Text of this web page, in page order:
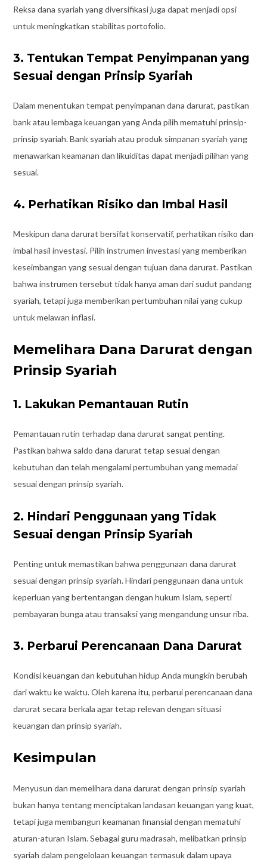
Reksa dana syariah yang diversifikasi juga dapat menjadi opsi
untuk meningkatkan stabilitas portofolio.
3. Tentukan Tempat Penyimpanan yang
Sesuai dengan Prinsip Syariah
Dalam menentukan tempat penyimpanan dana darurat, pastikan
bank atau lembaga keuangan yang Anda pilih mematuhi prinsip-
prinsip syariah. Bank syariah atau produk simpanan syariah yang
menawarkan keamanan dan likuiditas dapat menjadi pilihan yang
sesuai.
4. Perhatikan Risiko dan Imbal Hasil
Meskipun dana darurat bersifat konservatif, perhatikan risiko dan
imbal hasil investasi. Pilih instrumen investasi yang memberikan
keseimbangan yang sesuai dengan tujuan dana darurat. Pastikan
bahwa instrumen tersebut tidak hanya aman dari sudut pandang
syariah, tetapi juga memberikan pertumbuhan nilai yang cukup
untuk melawan inflasi.
Memelihara Dana Darurat dengan
Prinsip Syariah
1. Lakukan Pemantauan Rutin
Pemantauan rutin terhadap dana darurat sangat penting.
Pastikan bahwa saldo dana darurat tetap sesuai dengan
kebutuhan dan telah mengalami pertumbuhan yang memadai
sesuai dengan prinsip syariah.
2. Hindari Penggunaan yang Tidak
Sesuai dengan Prinsip Syariah
Penting untuk memastikan bahwa penggunaan dana darurat
sesuai dengan prinsip syariah. Hindari penggunaan dana untuk
keperluan yang bertentangan dengan hukum Islam, seperti
pembayaran bunga atau transaksi yang mengandung unsur riba.
3. Perbarui Perencanaan Dana Darurat
Kondisi keuangan dan kebutuhan hidup Anda mungkin berubah
dari waktu ke waktu. Oleh karena itu, perbarui perencanaan dana
darurat secara berkala agar tetap relevan dengan situasi
keuangan dan prinsip syariah.
Kesimpulan
Menyusun dan memelihara dana darurat dengan prinsip syariah
bukan hanya tentang menciptakan landasan keuangan yang kuat,
tetapi juga membangun keamanan finansial dengan mematuhi
aturan-aturan Islam. Sebagai guru madrasah, melibatkan prinsip
syariah dalam pengelolaan keuangan termasuk dalam upaya